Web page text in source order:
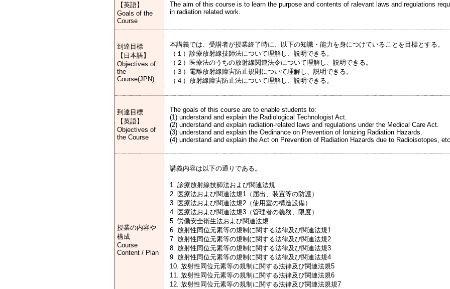
【英語】
Goals of the
Course
The aim of this course is to learn the purpose and contents of ralevant laws and regulations
in radiation related work.
到達目標
【日本語】
Objectives of
the
Course(JPN)
本講義では、受講者が授業終了時に、以下の知識・能力を身につけていることを目標とする。
（１）診療放射線技師法について理解し、説明できる。
（２）医療法のうちの放射線関連法令について理解し、説明できる。
（３）電離放射線障害防止規則について理解し、説明できる。
（４）放射線障害防止法について理解し、説明できる。
到達目標
【英語】
Objectives of
the Course
The goals of this course are to enable students to:
(1) understand and explain the Radiological Technologist Act.
(2) understand and explain radiation-related laws and regulations under the Medical Care Act.
(3) understand and explain the Oedinance on Prevention of Ionizing Radiation Hazards.
(4) understand and explain the Act on Prevention of Radiation Hazards due to Radioisotopes,
授業の内容や
構成
Course
Content / Plan
講義内容は以下の通りである。
1. 診療放射線技師法および関連法規
2. 医療法および関連法規1（届出、装置等の防護）
3. 医療法および関連法規2（使用室の構造設備）
4. 医療法および関連法規3（管理者の義務、限度）
5. 労働安全衛生法および関連法規
6. 放射性同位元素等の規制に関する法律及び関連法規1
7. 放射性同位元素等の規制に関する法律及び関連法規2
8. 放射性同位元素等の規制に関する法律及び関連法規3
9. 放射性同位元素等の規制に関する法律及び関連法規4
10. 放射性同位元素等の規制に関する法律及び関連法規5
11. 放射性同位元素等の規制に関する法律及び関連法規6
12. 放射性同位元素等の規制に関する法律及び関連法規規7